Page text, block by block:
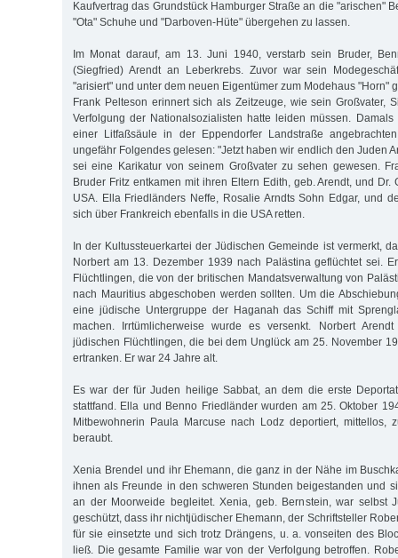
Kaufvertrag das Grundstück Hamburger Straße an die "arischen"
"Ota" Schuhe und "Darboven-Hüte" übergehen zu lassen.
Im Monat darauf, am 13. Juni 1940, verstarb sein Bruder,
(Siegfried) Arendt an Leberkrebs. Zuvor war sein
"arisiert" und unter dem neuen Eigentümer zum Modehaus "Horn"
Frank Pelteson erinnert sich als Zeitzeuge, wie sein Großvater,
Verfolgung der Nationalsozialisten hatte leiden müssen.
einer Litfaßsäule in der Eppendorfer Landstraße
ungefähr Folgendes gelesen: "Jetzt haben wir endlich den Juden
sei eine Karikatur von seinem Großvater zu sehen gewesen.
Bruder Fritz entkamen mit ihren Eltern Edith, geb. Arendt, und Dr.
USA. Ella Friedländers Neffe, Rosalie Arndts Sohn Edgar, und
sich über Frankreich ebenfalls in die USA retten.
In der Kultussteuerkartei der Jüdischen Gemeinde ist vermerkt,
Norbert am 13. Dezember 1939 nach Palästina geflüchtet sei.
Flüchtlingen, die von der britischen Mandatsverwaltung von
nach Mauritius abgeschoben werden sollten. Um die
eine jüdische Untergruppe der Haganah das Schiff mit
machen. Irrtümlicherweise wurde es versenkt. Norbert
jüdischen Flüchtlingen, die bei dem Unglück am 25. November
ertranken. Er war 24 Jahre alt.
Es war der für Juden heilige Sabbat, an dem die erste
stattfand. Ella und Benno Friedländer wurden am 25. Oktober
Mitbewohnerin Paula Marcuse nach Lodz deportiert, mittellos,
beraubt.
Xenia Brendel und ihr Ehemann, die ganz in der Nähe im
ihnen als Freunde in den schweren Stunden beigestanden und
an der Moorweide begleitet. Xenia, geb. Bernstein, war selbst
geschützt, dass ihr nichtjüdischer Ehemann, der Schriftsteller
für sie einsetzte und sich trotz Drängens, u. a. vonseiten des
ließ. Die gesamte Familie war von der Verfolgung betroffen.